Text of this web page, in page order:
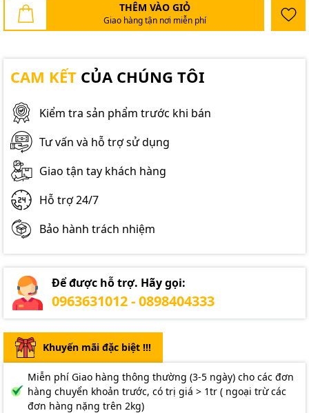
THÊM VÀO GIỎ
Giao hàng tận nơi miễn phí
CAM KẾT CỦA CHÚNG TÔI
Kiểm tra sản phẩm trước khi bán
Tư vấn và hỗ trợ sử dụng
Giao tận tay khách hàng
Hỗ trợ 24/7
Bảo hành trách nhiệm
Để được hỗ trợ. Hãy gọi:
0963631012 - 0898404333
Khuyến mãi đặc biệt !!!
Miễn phí Giao hàng thông thường (3-5 ngày) cho các đơn
hàng chuyển khoản trước, có trị giá > 1tr ( ngoại trừ các
đơn hàng nặng trên 2kg)